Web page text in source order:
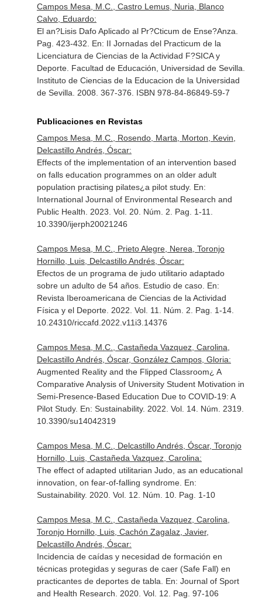
Campos Mesa, M.C., Castro Lemus, Nuria, Blanco
Calvo, Eduardo:
El an?Lisis Dafo Aplicado al Pr?Cticum de Ense?Anza.
Pag. 423-432. En: II Jornadas del Practicum de la
Licenciatura de Ciencias de la Actividad F?SICA y
Deporte. Facultad de Educación, Universidad de Sevilla.
Instituto de Ciencias de la Educacion de la Universidad
de Sevilla. 2008. 367-376. ISBN 978-84-86849-59-7
Publicaciones en Revistas
Campos Mesa, M.C., Rosendo, Marta, Morton, Kevin,
Delcastillo Andrés, Óscar:
Effects of the implementation of an intervention based
on falls education programmes on an older adult
population practising pilates¿a pilot study. En:
International Journal of Environmental Research and
Public Health . 2023. Vol. 20. Núm. 2. Pag. 1-11.
10.3390/ijerph20021246
Campos Mesa, M.C., Prieto Alegre, Nerea, Toronjo
Hornillo, Luis, Delcastillo Andrés, Óscar:
Efectos de un programa de judo utilitario adaptado
sobre un adulto de 54 años. Estudio de caso. En:
Revista Iberoamericana de Ciencias de la Actividad
Física y el Deporte. 2022. Vol. 11. Núm. 2. Pag. 1-14.
10.24310/riccafd.2022.v11i3.14376
Campos Mesa, M.C., Castañeda Vazquez, Carolina,
Delcastillo Andrés, Óscar, González Campos, Gloria:
Augmented Reality and the Flipped Classroom¿ A
Comparative Analysis of University Student Motivation in
Semi-Presence-Based Education Due to COVID-19: A
Pilot Study. En: Sustainability. 2022. Vol. 14. Núm. 2319.
10.3390/su14042319
Campos Mesa, M.C., Delcastillo Andrés, Óscar, Toronjo
Hornillo, Luis, Castañeda Vazquez, Carolina:
The effect of adapted utilitarian Judo, as an educational
innovation, on fear-of-falling syndrome. En:
Sustainability. 2020. Vol. 12. Núm. 10. Pag. 1-10
Campos Mesa, M.C., Castañeda Vazquez, Carolina,
Toronjo Hornillo, Luis, Cachón Zagalaz, Javier,
Delcastillo Andrés, Óscar:
Incidencia de caídas y necesidad de formación en
técnicas protegidas y seguras de caer (Safe Fall) en
practicantes de deportes de tabla. En: Journal of Sport
and Health Research . 2020. Vol. 12. Pag. 97-106